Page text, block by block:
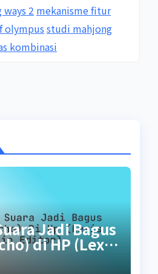
2 mekanisme fitur
olympus studi mahjong
kombinasi
Jadi Bagus
di HP (Lexis